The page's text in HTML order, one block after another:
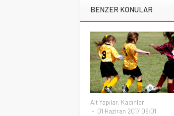
BENZER KONULAR
Alt Yapılar, Kadınlar
01 Haziran 2017 09:01